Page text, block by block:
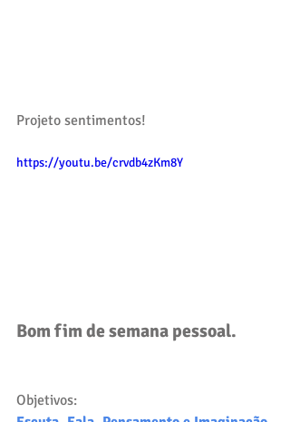
Projeto sentimentos!
https://youtu.be/crvdb4zKm8Y
Bom fim de semana pessoal.
Objetivos: